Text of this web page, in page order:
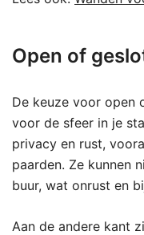
Open of
De keuze voor open
voor de sfeer in je
privacy en rust,
paarden. Ze kunnen
buur, wat onrust en
Aan de andere kant